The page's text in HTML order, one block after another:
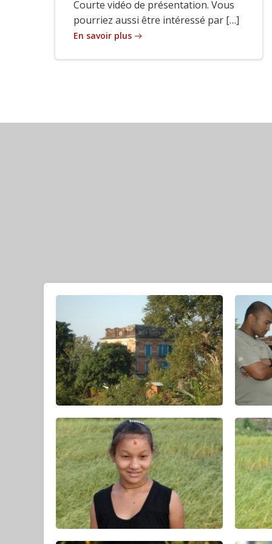
Courte vidéo de présentation. Vous
pourriez aussi être intéressé par […]
En savoir plus